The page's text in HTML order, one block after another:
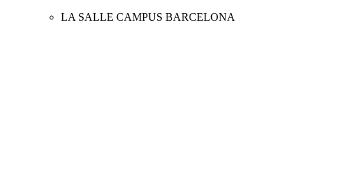
LA SALLE CAMPUS BARCELONA